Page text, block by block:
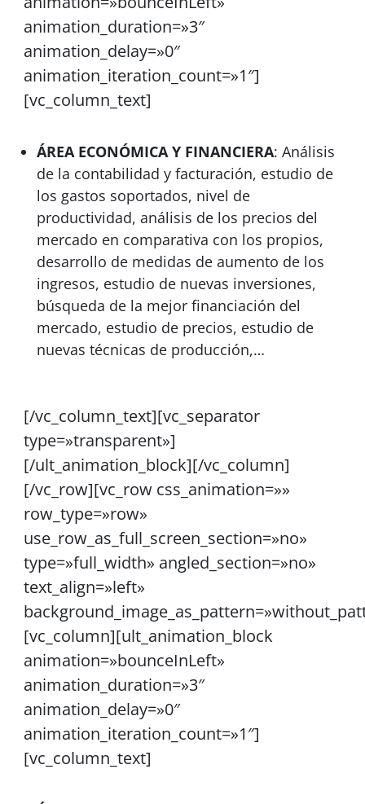
animation_duration=»3″
animation_delay=»0″
animation_iteration_count=»1″]
[vc_column_text]
ÁREA ECONÓMICA Y FINANCIERA: Análisis
de la contabilidad y facturación, estudio de
los gastos soportados, nivel de
productividad, análisis de los precios del
mercado en comparativa con los propios,
desarrollo de medidas de aumento de los
ingresos, estudio de nuevas inversiones,
búsqueda de la mejor financiación del
mercado, estudio de precios, estudio de
nuevas técnicas de producción,…
[/vc_column_text][vc_separator
type=»transparent»]
[/ult_animation_block][/vc_column]
[/vc_row][vc_row css_animation=»»
row_type=»row»
use_row_as_full_screen_section=»no»
type=»full_width» angled_section=»no»
text_align=»left»
[vc_column][ult_animation_block
animation=»bounceInLeft»
animation_duration=»3″
animation_delay=»0″
animation_iteration_count=»1″]
[vc_column_text]